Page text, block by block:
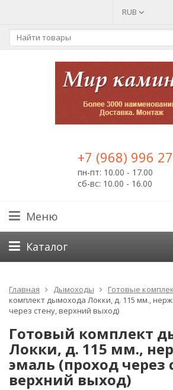
RUB
+7 (968) 996
пн-пт: 10.00 - 17.00
сб-вс: 10.00 - 16.00
Меню
Каталог
Главная Дымоходы Готовые
комплект дымохода Локки, д. 115 мм.,
через стену, верхний выход)
Готовый комплект
Локки, д. 115 мм.,
эмаль (проход через
верхний выход)